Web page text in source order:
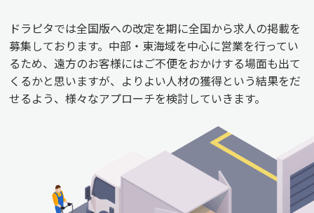
ドラピタでは全国版への改定を期に全国から求人の掲載を
募集しております。中部・東海域を中心に営業を行ってい
るため、遠方のお客様にはご不便をおかけする場面も出て
くるかと思いますが、よりよい人材の獲得という結果をだ
せるよう、様々なアプローチを検討していきます。